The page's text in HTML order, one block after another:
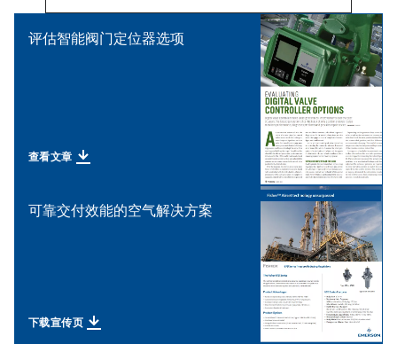
评估智能阀门定位器选项
查看文章
可靠交付效能的空气解决方案
下载宣传页